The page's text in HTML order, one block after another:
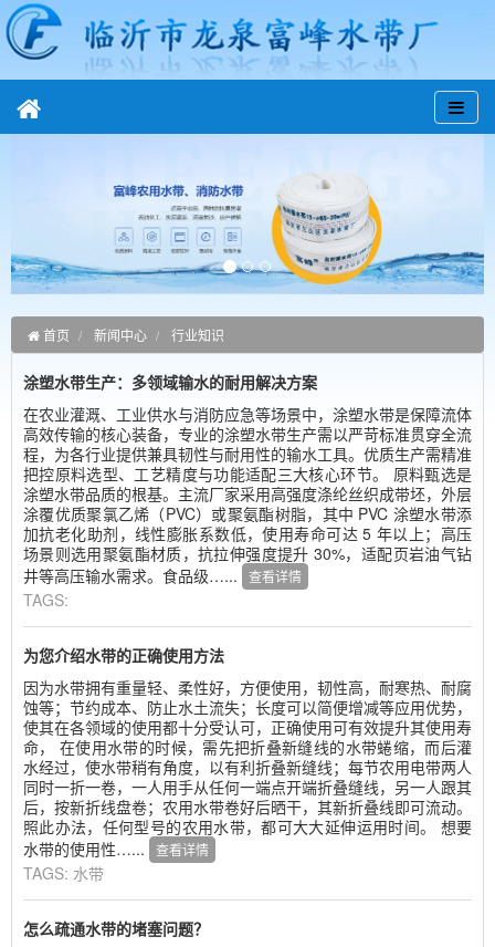
首页 新闻中心 行业知识
涂塑水带生产：多领域输水的耐用解决方案
在农业灌溉、工业供水与消防应急等场景中，涂塑水带是保障流体
高效传输的核心装备，专业的涂塑水带生产需以严苛标准贯穿全流
程，为各行业提供兼具韧性与耐用性的输水工具。优质生产需精准
把控原料选型、工艺精度与功能适配三大核心环节。 原料甄选是
涂塑水带品质的根基。主流厂家采用高强度涤纶丝织成带坯，外层
涂覆优质聚氯乙烯（PVC）或聚氨酯树脂，其中 PVC 涂塑水带添
加抗老化助剂，线性膨胀系数低，使用寿命可达 5 年以上；高压
场景则选用聚氨酯材质，抗拉伸强度提升 30%，适配页岩油气钻
井等高压输水需求。食品级…...
查看详情
TAGS:
为您介绍水带的正确使用方法
因为水带拥有重量轻、柔性好，方便使用，韧性高，耐寒热、耐腐
蚀等；节约成本、防止水土流失；长度可以简便增减等应用优势，
使其在各领域的使用都十分受认可，正确使用可有效提升其使用寿
命， 在使用水带的时候，需先把折叠新缝线的水带蜷缩，而后灌
水经过，使水带稍有角度，以有利折叠新缝线；每节农用电带两人
同时一折一卷，一人用手从任何一端点开端折叠缝线，另一人跟其
后，按新折线盘卷；农用水带卷好后晒干，其新折叠线即可流动。
照此办法，任何型号的农用水带，都可大大延伸运用时间。 想要
水带的使用性…...
查看详情
TAGS: 水带
怎么疏通水带的堵塞问题？